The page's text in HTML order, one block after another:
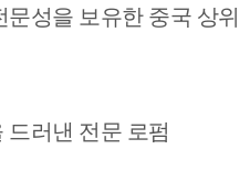
문성을 보유한 중국 상위
드러낸 전문 로펌